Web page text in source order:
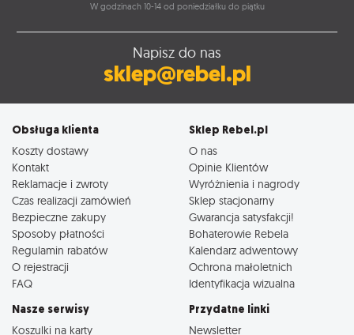
W godzinach 10-14 od poniedziałku do piątku
Napisz do nas
sklep@rebel.pl
Obsługa klienta
Koszty dostawy
Kontakt
Reklamacje i zwroty
Czas realizacji zamówień
Bezpieczne zakupy
Sposoby płatności
Regulamin rabatów
O rejestracji
FAQ
Sklep Rebel.pl
O nas
Opinie Klientów
Wyróżnienia i nagrody
Sklep stacjonarny
Gwarancja satysfakcji!
Bohaterowie Rebela
Kalendarz adwentowy
Ochrona małoletnich
Identyfikacja wizualna
Nasze serwisy
Koszulki na karty
Przydatne linki
Newsletter